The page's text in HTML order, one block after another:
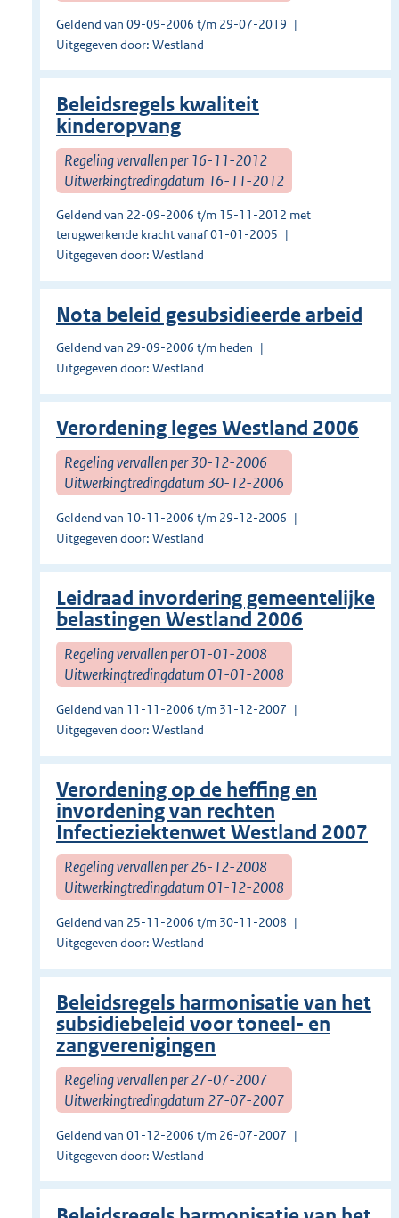
Geldend van 09-09-2006 t/m 29-07-2019
Uitgegeven door: Westland
Beleidsregels kwaliteit
kinderopvang
Regeling vervallen per 16-11-2012
Uitwerkingtredingdatum 16-11-2012
Geldend van 22-09-2006 t/m 15-11-2012 met
terugwerkende kracht vanaf 01-01-2005
Uitgegeven door: Westland
Nota beleid gesubsidieerde arbeid
Geldend van 29-09-2006 t/m heden
Uitgegeven door: Westland
Verordening leges Westland 2006
Regeling vervallen per 30-12-2006
Uitwerkingtredingdatum 30-12-2006
Geldend van 10-11-2006 t/m 29-12-2006
Uitgegeven door: Westland
Leidraad invordering gemeentelijke
belastingen Westland 2006
Regeling vervallen per 01-01-2008
Uitwerkingtredingdatum 01-01-2008
Geldend van 11-11-2006 t/m 31-12-2007
Uitgegeven door: Westland
Verordening op de heffing en
invordening van rechten
Infectieziektenwet Westland 2007
Regeling vervallen per 26-12-2008
Uitwerkingtredingdatum 01-12-2008
Geldend van 25-11-2006 t/m 30-11-2008
Uitgegeven door: Westland
Beleidsregels harmonisatie van het
subsidiebeleid voor toneel- en
zangverenigingen
Regeling vervallen per 27-07-2007
Uitwerkingtredingdatum 27-07-2007
Geldend van 01-12-2006 t/m 26-07-2007
Uitgegeven door: Westland